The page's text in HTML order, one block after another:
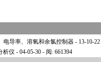
电导率、溶氧和余氯控制器 - 13-10-
析仪 - 04-05-30 - 阅: 661394